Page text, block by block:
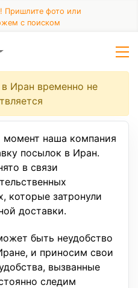
Пришлите фото или
с поиском
Иран временно не
наша компания
посылок в Иран.
в связи
которые затронули
доставки.
быть неудобство
и приносим свои
вызванные
следим